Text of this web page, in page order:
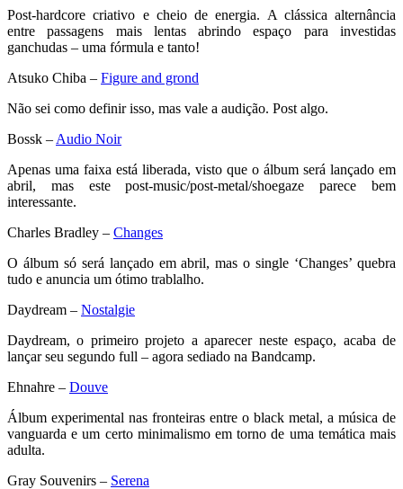
Post-hardcore criativo e cheio de energia. A clássica alternância
entre passagens mais lentas abrindo espaço para investidas
ganchudas – uma fórmula e tanto!
Atsuko Chiba – Figure and grond
Não sei como definir isso, mas vale a audição. Post algo.
Bossk – Audio Noir
Apenas uma faixa está liberada, visto que o álbum será lançado em
abril, mas este post-music/post-metal/shoegaze parece bem
interessante.
Charles Bradley – Changes
O álbum só será lançado em abril, mas o single ‘Changes’ quebra
tudo e anuncia um ótimo trablalho.
Daydream – Nostalgie
Daydream, o primeiro projeto a aparecer neste espaço, acaba de
lançar seu segundo full – agora sediado na Bandcamp.
Ehnahre – Douve
Álbum experimental nas fronteiras entre o black metal, a música de
vanguarda e um certo minimalismo em torno de uma temática mais
adulta.
Gray Souvenirs – Serena